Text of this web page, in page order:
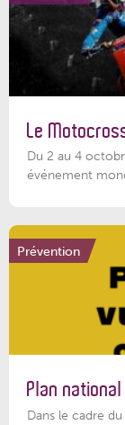
Le
Du 2 au 4
événement
Prévention
Plan
Dans le cadre